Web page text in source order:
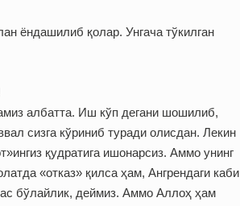
ёндашилиб қолар. Унгача тўкилган
албатта. Иш кўп дегани шошилиб,
сизга кўриниб туради олисдан. Лекин
қудратига ишонарсиз. Аммо унинг
«отказ» қилса ҳам, Ангрендаги каби
бўлайлик, деймиз. Аммо Аллоҳ ҳам